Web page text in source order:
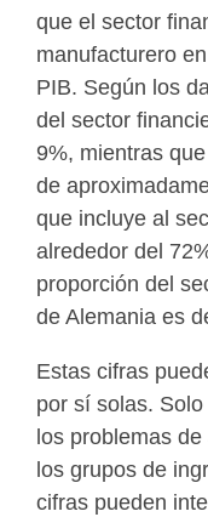
que el sector
manufacturero
PIB. Según los
del sector
9%, mientras
de
que incluye al
alrededor del
proporción del
de Alemania es
Estas cifras
por sí solas.
los problemas
los grupos de
cifras pueden